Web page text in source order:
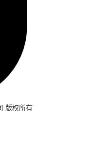
版权所有